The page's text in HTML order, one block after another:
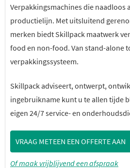
Verpakkingsmachines die naadloos
productielijn. Met uitsluitend
merken biedt Skillpack maatwerk
food en non-food. Van stand-alone
verpakkingssysteem.
Skillpack adviseert, ontwerpt,
ingebruikname kunt u te allen tijde
eigen 24/7 service- en
VRAAG METEEN EEN OFFERTE AAN
Of maak vrijblijvend een afspraak